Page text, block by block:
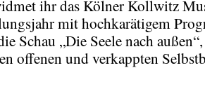
ihr das Kölner Kollwitz
mit hochkarätigem
Schau „Die Seele nach
offenen und verkappten